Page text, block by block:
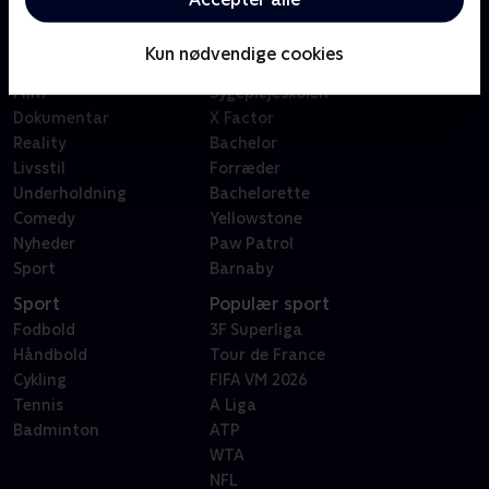
Kun nødvendige cookies
Kategorier
Film
Dokumentar
Reality
Livsstil
Underholdning
Comedy
Nyheder
Sport
Badehotellet
Sygeplejeskolen
X Factor
Bachelor
Forræder
Bachelorette
Yellowstone
Paw Patrol
Barnaby
Sport
Fodbold
Håndbold
Cykling
Tennis
Badminton
Populær sport
3F Superliga
Tour de France
FIFA VM 2026
A Liga
ATP
WTA
NFL